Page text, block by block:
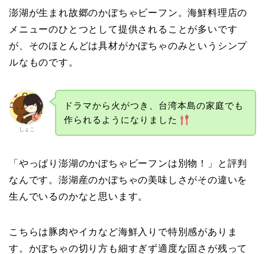
澎湖が生まれ故郷のかぼちゃビーフン。海鮮料理店の
メニューのひとつとして提供されることが多いです
が、そのほとんどは具材がかぼちゃのみというシンプ
ルなものです。
しょこ
ドラマから火がつき、台湾本島の家庭でも
作られるようになりました
「やっぱり澎湖のかぼちゃビーフンは別物！」と評判
なんです。澎湖産のかぼちゃの美味しさがその違いを
生んでいるのかなと思います。
こちらは豚肉やイカなど海鮮入りで特別感がありま
す。かぼちゃの切り方も細すぎず適度な固さが残って